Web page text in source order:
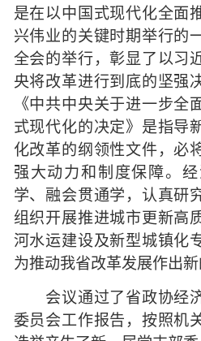
是在以中国式现代化全面
兴伟业的关键时期举行的
全会的举行，彰显了以习
央将改革进行到底的坚强
《中共中央关于进一步全
式现代化的决定》是指导
化改革的纲领性文件，必
强大动力和制度保障。
学、融会贯通学，认真研
组织开展推进城市更新高
河水运建设及新型城镇化
为推动我省改革发展作出新
会议通过了省政协经济
委员会工作报告，按照机